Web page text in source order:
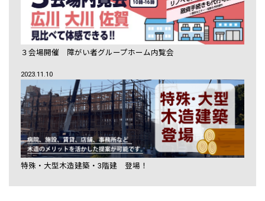
３会場開催 障がい者グループホーム内覧会
2023.11.10
特殊・大型木造建築・3階建 登場！